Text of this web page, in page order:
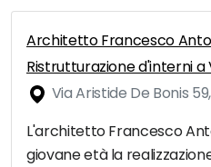
Architetto Francesco
Ristrutturazione d'interni a
Via Aristide De Bonis
L'architetto Francesco
giovane età la